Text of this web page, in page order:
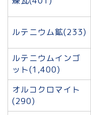
ルテニウム鉱(233)
ルテニウムインゴ
ット(1,400)
オルコクロマイト
(290)